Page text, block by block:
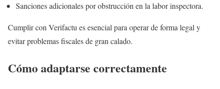
Sanciones adicionales por obstrucción en la labor inspectora.
Cumplir con Verifactu es esencial para operar de forma legal y
evitar problemas fiscales de gran calado.
Cómo adaptarse correctamente